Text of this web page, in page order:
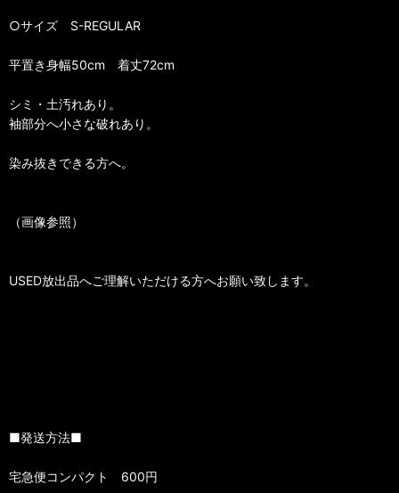
○サイズ S-REGULAR
平置き身幅50cm 着丈72cm
シミ・土汚れあり。
袖部分へ小さな破れあり。
染み抜きできる方へ。
（画像参照）
USED放出品へご理解いただける方へお願い致します。
■発送方法■
宅急便コンパクト 600円